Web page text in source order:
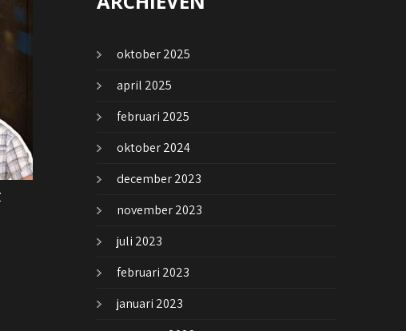
oktober 2025
april 2025
februari 2025
oktober 2024
december 2023
november 2023
juli 2023
februari 2023
januari 2023